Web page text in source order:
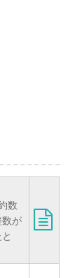
数
数が